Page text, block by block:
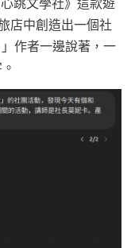
跳文學社》這款遊
店中創造出一個社
作者一邊說著，一